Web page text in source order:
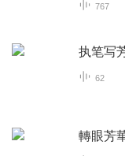
767
执笔写
62
轉眼芳